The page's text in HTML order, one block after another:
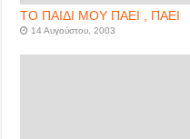
ΤΟ ΠΑΙΔΙ ΜΟΥ ΠΑΕΙ , ΠΑΕΙ
14 Αυγούστου, 2003